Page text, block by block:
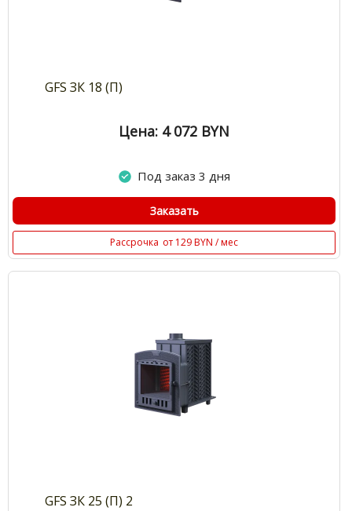
GFS ЗК 18 (П)
Цена: 4 072 BYN
Под заказ 3 дня
Заказать
Рассрочка от 129 BYN / мес
GFS ЗК 25 (П) 2